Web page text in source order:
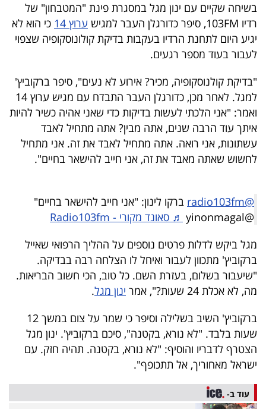
5
המילון
פודקאסט
40
UNDER
40
שיתופי
פעולה
דרושים
מייל
אדום
בשיחה שקיים עם ינון מגל במסגרת פינת "המטבחון" של
רדיו 103FM, סיפר כדורגלן העבר למגיש
ערוץ 14
כי הוא לא
יגיע היום לתחנת הרדיו בעקבות בדיקת קולונוסקופיה שצפוי
לעבור בעוד מספר רגעים.
"בדיקת קולנוסקופיה, מכיר? אירוע לא נעים", סיפר ברקוביץ'
למגל. לאחר מכן, כדורגלן העבר התבדח עם מגיש ערוץ 14
ואמר: "אני הלכתי לעשות בדיקות כדי שאני אהיה כשיר להיות
איתך עוד הרבה שנים, אתה מבין? אתה מתחיל לאבד
עשתונות, אני רואה. אתה מתחיל לאבד את זה. אני מתחיל
לחשוש שאתה מאבד את זה, אני חייב להישאר בחיים".
@radio103fm
ברקו לינון: "אני חייב להישאר בחיים"
@yinonmagal
♬ סאונד מקורי - Radio103fm
מגל ביקש לדלות פרטים נוספים על ההליך הרפואי שאייל
ברקוביץ' מתכוון לעבור ואיחל לו הצלחה רבה בבדיקה.
"שיעבור בשלום, בעזרת השם. כל טוב, הכי חשוב הבריאות.
מה, לא אכלת 24 שעות?", אמר
ינון מגל.
ברקוביץ' השיב בשלילה וסיפר כי שמר על צום במשך 12
שעות בלבד. "לא נורא, בקטנה", סיכם ברקוביץ'. ינון מגל
הצטרף לדבריו והוסיף: "לא נורא, בקטנה. תהיה חזק. עם
ישראל מאחוריך, אל תתכופף".
עוד ב-